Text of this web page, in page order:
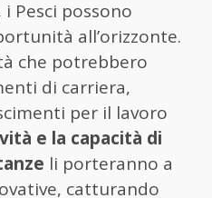
Pesci possono
all’orizzonte.
che potrebbero
di carriera,
per il lavoro
e la capacità di
li porteranno a
catturando